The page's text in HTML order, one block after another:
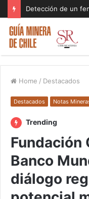
Home / Destacados
Destacados Notas
Trending
Fundación
Banco
diálogo